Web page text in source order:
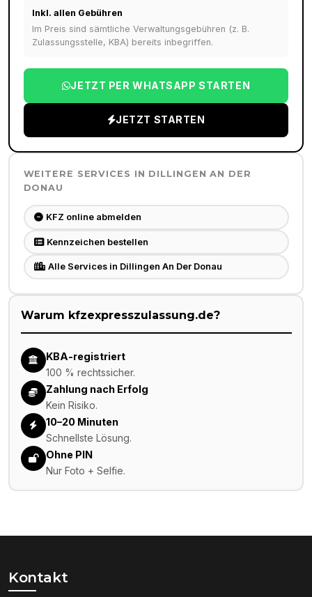
Inkl. allen Gebühren
Im Preis sind sämtliche Verwaltungsgebühren (z. B.
Zulassungsstelle, KBA) bereits inbegriffen.
JETZT PER WHATSAPP STARTEN
JETZT STARTEN
WEITERE SERVICES IN DILLINGEN AN DER
DONAU
KFZ online abmelden
Kennzeichen bestellen
Alle Services in Dillingen An Der Donau
Warum kfzexpresszulassung.de?
KBA-registriert
100 % rechtssicher.
Zahlung nach Erfolg
Kein Risiko.
10–20 Minuten
Schnellste Lösung.
Ohne PIN
Nur Foto + Selfie.
Kontakt